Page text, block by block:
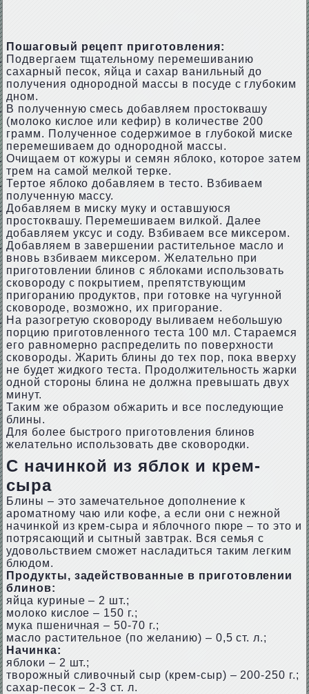
Пошаговый рецепт приготовления:
Подвергаем тщательному перемешиванию
сахарный песок, яйца и сахар ванильный до
получения однородной массы в посуде с глубоким
дном.
В полученную смесь добавляем простоквашу
(молоко кислое или кефир) в количестве 200
грамм. Полученное содержимое в глубокой миске
перемешиваем до однородной массы.
Очищаем от кожуры и семян яблоко, которое затем
трем на самой мелкой терке.
Тертое яблоко добавляем в тесто. Взбиваем
полученную массу.
Добавляем в миску муку и оставшуюся
простоквашу. Перемешиваем вилкой. Далее
добавляем уксус и соду. Взбиваем все миксером.
Добавляем в завершении растительное масло и
вновь взбиваем миксером. Желательно при
приготовлении блинов с яблоками использовать
сковороду с покрытием, препятствующим
пригоранию продуктов, при готовке на чугунной
сковороде, возможно, их пригорание.
На разогретую сковороду выливаем небольшую
порцию приготовленного теста 100 мл. Стараемся
его равномерно распределить по поверхности
сковороды. Жарить блины до тех пор, пока вверху
не будет жидкого теста. Продолжительность жарки
одной стороны блина не должна превышать двух
минут.
Таким же образом обжарить и все последующие
блины.
Для более быстрого приготовления блинов
желательно использовать две сковородки.
С начинкой из яблок и крем-
сыра
Блины – это замечательное дополнение к
ароматному чаю или кофе, а если они с нежной
начинкой из крем-сыра и яблочного пюре – то это и
потрясающий и сытный завтрак. Вся семья с
удовольствием сможет насладиться таким легким
блюдом.
Продукты, задействованные в приготовлении
блинов:
яйца куриные – 2 шт.;
молоко кислое – 150 г.;
мука пшеничная – 50-70 г.;
масло растительное (по желанию) – 0,5 ст. л.;
Начинка:
яблоки – 2 шт.;
творожный сливочный сыр (крем-сыр) – 200-250 г.;
сахар-песок – 2-3 ст. л.